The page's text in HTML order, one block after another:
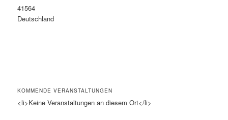
41564
Deutschland
KOMMENDE VERANSTALTUNGEN
<li>Keine Veranstaltungen an diesem Ort</li>